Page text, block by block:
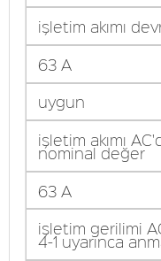
işletim akımı
63 A
uygun
işletim akımı
nominal değer
63 A
işletim gerilimi
4-1 uyarınca